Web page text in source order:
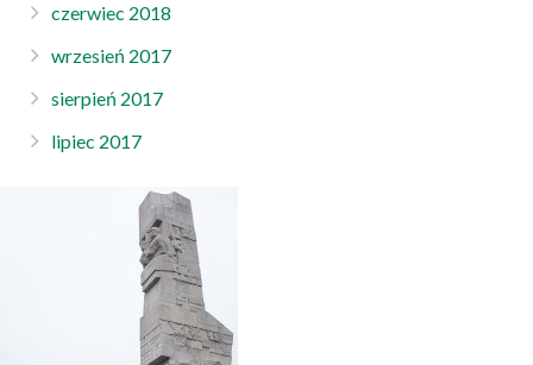
czerwiec 2018
wrzesień 2017
sierpień 2017
lipiec 2017